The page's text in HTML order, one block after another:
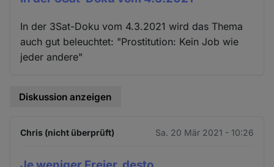
In der 3Sat-Doku vom 4.3.2021 wird das Thema
auch gut beleuchtet: "Prostitution: Kein Job wie
jeder andere"
Diskussion anzeigen
Chris (nicht überprüft) Sa. 20 Mär 2021 - 10:26